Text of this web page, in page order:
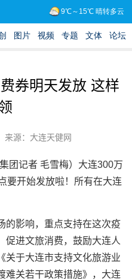
券明天发放 这样
来源：大连天健网
团记者 毛雪梅）大连300万
要开始发放啦！所有在大连
的影响，重点支持在这次疫
促进文旅消费，鼓励大连人
关于大连市支持文化旅游业
难关若干政策措施》，大连